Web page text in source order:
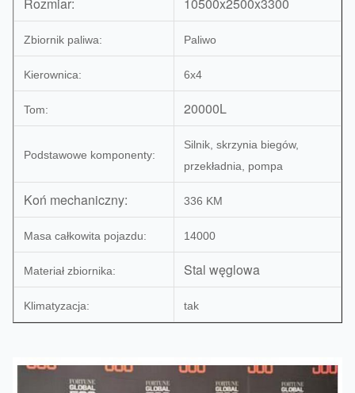
Zbiornik paliwa: Paliwo
Kierownica: 6x4
Tom: 20000L
Podstawowe komponenty:
Silnik, skrzynia biegów,
przekładnia, pompa
Koń mechaniczny: 336 KM
Masa całkowita pojazdu: 14000
Materiał zbiornika: Stal węglowa
Klimatyzacja: tak